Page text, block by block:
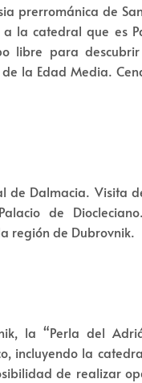
prerrománica de
la catedral que es
libre para
la Edad Media.
de Dalmacia. Visita
de
región de Dubrovnik.
la “Perla del
incluyendo la
de realizar